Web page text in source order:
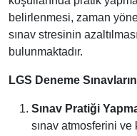
belirlenmesi, zaman
sınav stresinin
bulunmaktadır.
LGS Deneme
Sınav Pratiği
sınav atmosferini ve